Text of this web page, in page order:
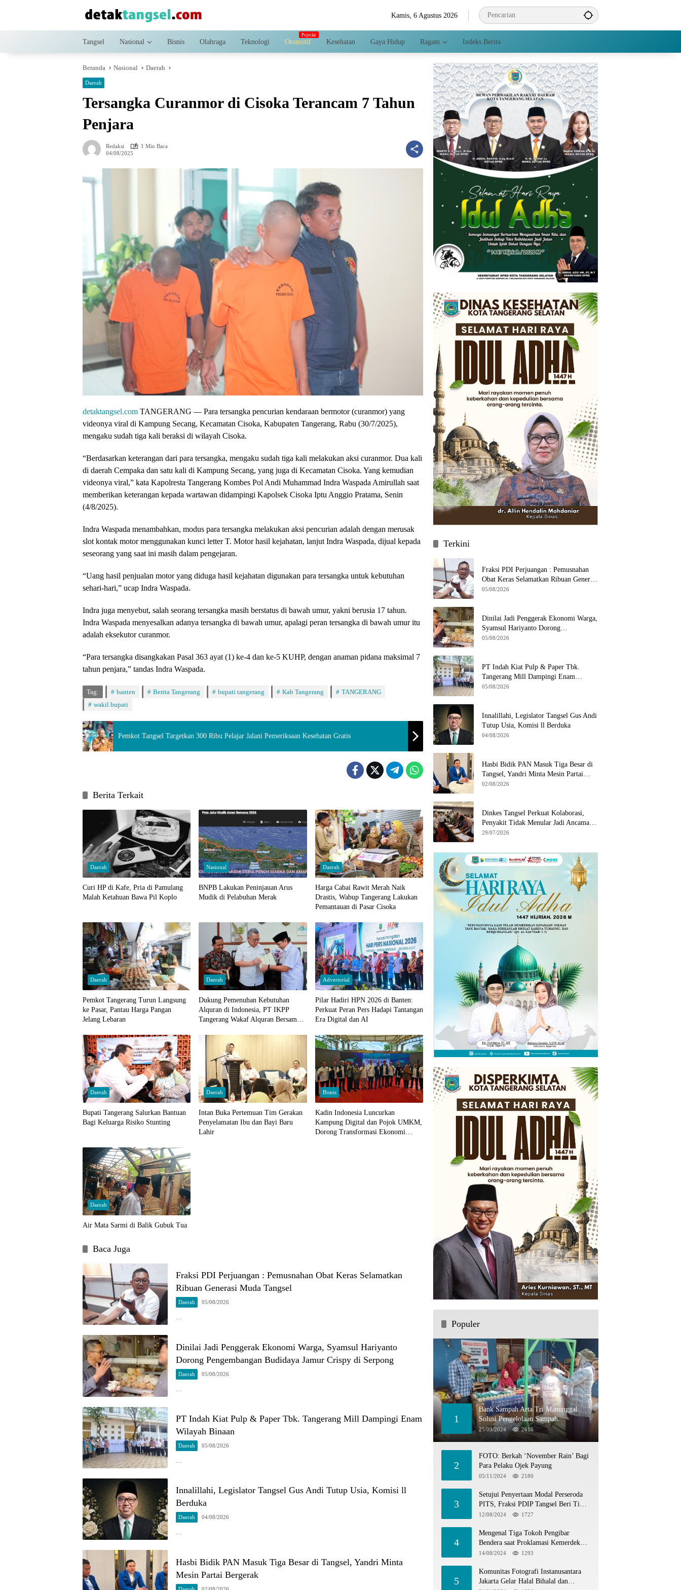
Kamis, 6 Agustus 2026
Tangsel Nasional Bisnis Olahraga Teknologi Otomotif Kesehatan Gaya Hidup Ragam Indeks Berita
Beranda Nasional Daerah
Daerah
Tersangka Curanmor di Cisoka Terancam 7 Tahun
Penjara
Redaksi
1 Min Baca
04/08/2025
detaktangsel.com TANGERANG — Para tersangka pencurian kendaraan bermotor (curanmor) yang
videonya viral di Kampung Secang, Kecamatan Cisoka, Kabupaten Tangerang, Rabu (30/7/2025),
mengaku sudah tiga kali beraksi di wilayah Cisoka.
“Berdasarkan keterangan dari para tersangka, mengaku sudah tiga kali melakukan aksi curanmor. Dua kali
di daerah Cempaka dan satu kali di Kampung Secang, yang juga di Kecamatan Cisoka. Yang kemudian
videonya viral,” kata Kapolresta Tangerang Kombes Pol Andi Muhammad Indra Waspada Amirullah saat
memberikan keterangan kepada wartawan didampingi Kapolsek Cisoka Iptu Anggio Pratama, Senin
(4/8/2025).
Indra Waspada menambahkan, modus para tersangka melakukan aksi pencurian adalah dengan merusak
slot kontak motor menggunakan kunci letter T. Motor hasil kejahatan, lanjut Indra Waspada, dijual kepada
seseorang yang saat ini masih dalam pengejaran.
“Uang hasil penjualan motor yang diduga hasil kejahatan digunakan para tersangka untuk kebutuhan
sehari-hari,” ucap Indra Waspada.
Indra juga menyebut, salah seorang tersangka masih berstatus di bawah umur, yakni berusia 17 tahun.
Indra Waspada menyesalkan adanya tersangka di bawah umur, apalagi peran tersangka di bawah umur itu
adalah eksekutor curanmor.
“Para tersangka disangkakan Pasal 363 ayat (1) ke-4 dan ke-5 KUHP, dengan anaman pidana maksimal 7
tahun penjara,” tandas Indra Waspada.
Tag: banten Berita Tangerang bupati tangerang Kab Tangerang
TANGERANG
wakil bupati
Pemkot Tangsel Targetkan 300 Ribu Pelajar Jalani Pemeriksaan Kesehatan Gratis
Berita Terkait
Daerah
Curi HP di Kafe, Pria di Pamulang
Malah Ketahuan Bawa Pil Koplo
Nasional
BNPB Lakukan Peninjauan Arus
Mudik di Pelabuhan Merak
Daerah
Harga Cabai Rawit Merah Naik
Drastis, Wabup Tangerang Lakukan
Pemantauan di Pasar Cisoka
Daerah
Pemkot Tangerang Turun Langsung
ke Pasar, Pantau Harga Pangan
Jelang Lebaran
Daerah
Dukung Pemenuhan Kebutuhan
Alquran di Indonesia, PT IKPP
Tangerang Wakaf Alquran Bersama
Advertorial
Pilar Hadiri HPN 2026 di Banten:
Perkuat Peran Pers Hadapi Tantangan
Era Digital dan AI
Daerah
Bupati Tangerang Salurkan Bantuan
Bagi Keluarga Risiko Stunting
Daerah
Intan Buka Pertemuan Tim Gerakan
Penyelamatan Ibu dan Bayi Baru
Lahir
Bisnis
Kadin Indonesia Luncurkan
Kampung Digital dan Pojok UMKM,
Dorong Transformasi Ekonomi
Daerah
Air Mata Sarmi di Balik Gubuk Tua
Baca Juga
Fraksi PDI Perjuangan : Pemusnahan Obat Keras Selamatkan
Ribuan Generasi Muda Tangsel
Daerah 05/08/2026
…
Dinilai Jadi Penggerak Ekonomi Warga, Syamsul Hariyanto
Dorong Pengembangan Budidaya Jamur Crispy di Serpong
Daerah 05/08/2026
PT Indah Kiat Pulp & Paper Tbk. Tangerang Mill Dampingi Enam
Wilayah Binaan
Daerah 05/08/2026
…
Innalillahi, Legislator Tangsel Gus Andi Tutup Usia, Komisi ll
Berduka
Daerah 04/08/2026
…
Hasbi Bidik PAN Masuk Tiga Besar di Tangsel, Yandri Minta
Mesin Partai Bergerak
Daerah 02/08/2026
Terkini
Fraksi PDI Perjuangan : Pemusnahan
Obat Keras Selamatkan Ribuan Generasi
Muda Tangsel
05/08/2026
Dinilai Jadi Penggerak Ekonomi Warga,
Syamsul Hariyanto Dorong
Pengembangan Budidaya Jamur Crispy
05/08/2026
PT Indah Kiat Pulp & Paper Tbk.
Tangerang Mill Dampingi Enam
Wilayah Binaan
05/08/2026
Innalillahi, Legislator Tangsel Gus Andi
Tutup Usia, Komisi ll Berduka
04/08/2026
Hasbi Bidik PAN Masuk Tiga Besar di
Tangsel, Yandri Minta Mesin Partai
Bergerak
02/08/2026
Dinkes Tangsel Perkuat Kolaborasi,
Penyakit Tidak Menular Jadi Ancaman
Utama
29/07/2026
Populer
1
Bank Sampah Arta Tri Manunggal:
Solusi Pengelolaan Sampah
Berkelanjutan di Tangerang Selatan
25/09/2024 2616
2
FOTO: Berkah ‘November Rain’ Bagi
Para Pelaku Ojek Payung
05/11/2024 2180
3
Setujui Penyertaan Modal Perseroda
PITS, Fraksi PDIP Tangsel Beri Tiga
Catatan
12/08/2024 1727
4
Mengenal Tiga Tokoh Pengibar
Bendera saat Proklamasi Kemerdekaan
1945
14/08/2024 1293
5
Komunitas Fotografi Instanusantara
Jakarta Gelar Halal Bihalal dan